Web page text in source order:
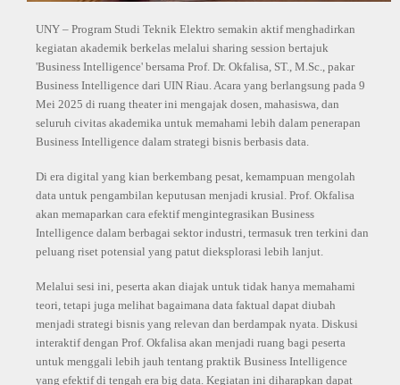
UNY – Program Studi Teknik Elektro semakin aktif menghadirkan
kegiatan akademik berkelas melalui sharing session bertajuk
'Business Intelligence' bersama Prof. Dr. Okfalisa, ST., M.Sc., pakar
Business Intelligence dari UIN Riau. Acara yang berlangsung pada 9
Mei 2025 di ruang theater ini mengajak dosen, mahasiswa, dan
seluruh civitas akademika untuk memahami lebih dalam penerapan
Business Intelligence dalam strategi bisnis berbasis data.
Di era digital yang kian berkembang pesat, kemampuan mengolah
data untuk pengambilan keputusan menjadi krusial. Prof. Okfalisa
akan memaparkan cara efektif mengintegrasikan Business
Intelligence dalam berbagai sektor industri, termasuk tren terkini dan
peluang riset potensial yang patut dieksplorasi lebih lanjut.
Melalui sesi ini, peserta akan diajak untuk tidak hanya memahami
teori, tetapi juga melihat bagaimana data faktual dapat diubah
menjadi strategi bisnis yang relevan dan berdampak nyata. Diskusi
interaktif dengan Prof. Okfalisa akan menjadi ruang bagi peserta
untuk menggali lebih jauh tentang praktik Business Intelligence
yang efektif di tengah era big data. Kegiatan ini diharapkan dapat